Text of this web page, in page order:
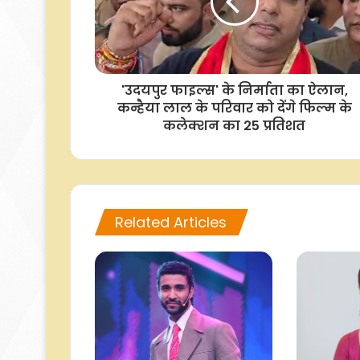
'उदयपुर फाइल्स' के निर्माता का ऐलान,
कन्हैया लाल के परिवार को देंगे फिल्म के
कलेक्शन का 25 प्रतिशत
Related Articles